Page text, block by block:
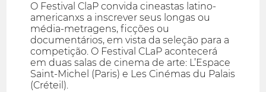
O Festival ClaP convida cineastas latino-
americanxs a inscrever seus longas ou
média-metragens, ficções ou
documentários, em vista da seleção para a
competição. O Festival CLaP acontecerá
em duas salas de cinema de arte: L’Espace
Saint-Michel (Paris) e Les Cinémas du Palais
(Créteil).